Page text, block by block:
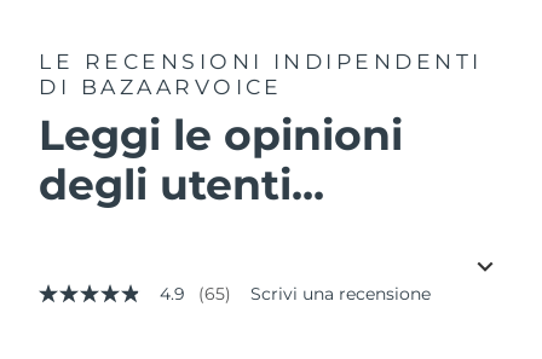
LE RECENSIONI INDIPENDENTI
DI BAZAARVOICE
Leggi le opinioni
degli utenti...
4.9
4.9 (65) Scrivi una recensione